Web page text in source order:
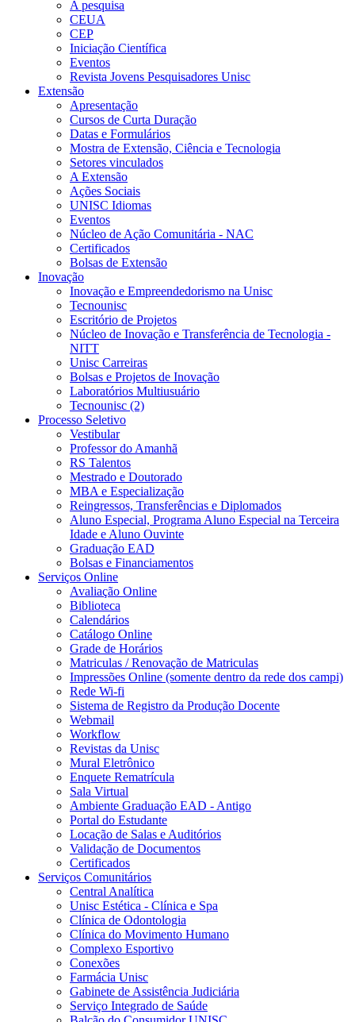
A pesquisa
CEUA
CEP
Iniciação Científica
Eventos
Revista Jovens Pesquisadores Unisc
Extensão
Apresentação
Cursos de Curta Duração
Datas e Formulários
Mostra de Extensão, Ciência e Tecnologia
Setores vinculados
A Extensão
Ações Sociais
UNISC Idiomas
Eventos
Núcleo de Ação Comunitária - NAC
Certificados
Bolsas de Extensão
Inovação
Inovação e Empreendedorismo na Unisc
Tecnounisc
Escritório de Projetos
Núcleo de Inovação e Transferência de Tecnologia -
NITT
Unisc Carreiras
Bolsas e Projetos de Inovação
Laboratórios Multiusuário
Tecnounisc (2)
Processo Seletivo
Vestibular
Professor do Amanhã
RS Talentos
Mestrado e Doutorado
MBA e Especialização
Reingressos, Transferências e Diplomados
Aluno Especial, Programa Aluno Especial na Terceira
Idade e Aluno Ouvinte
Graduação EAD
Bolsas e Financiamentos
Serviços Online
Avaliação Online
Biblioteca
Calendários
Catálogo Online
Grade de Horários
Matriculas / Renovação de Matriculas
Impressões Online (somente dentro da rede dos campi)
Rede Wi-fi
Sistema de Registro da Produção Docente
Webmail
Workflow
Revistas da Unisc
Mural Eletrônico
Enquete Rematrícula
Sala Virtual
Ambiente Graduação EAD - Antigo
Portal do Estudante
Locação de Salas e Auditórios
Validação de Documentos
Certificados
Serviços Comunitários
Central Analítica
Unisc Estética - Clínica e Spa
Clínica de Odontologia
Clínica do Movimento Humano
Complexo Esportivo
Conexões
Farmácia Unisc
Gabinete de Assistência Judiciária
Serviço Integrado de Saúde